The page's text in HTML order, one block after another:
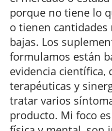
porque no tiene lo
o tienen
bajas. Los
formulamos están
evidencia científica,
terapéuticas y
tratar varios
producto. Mi foco